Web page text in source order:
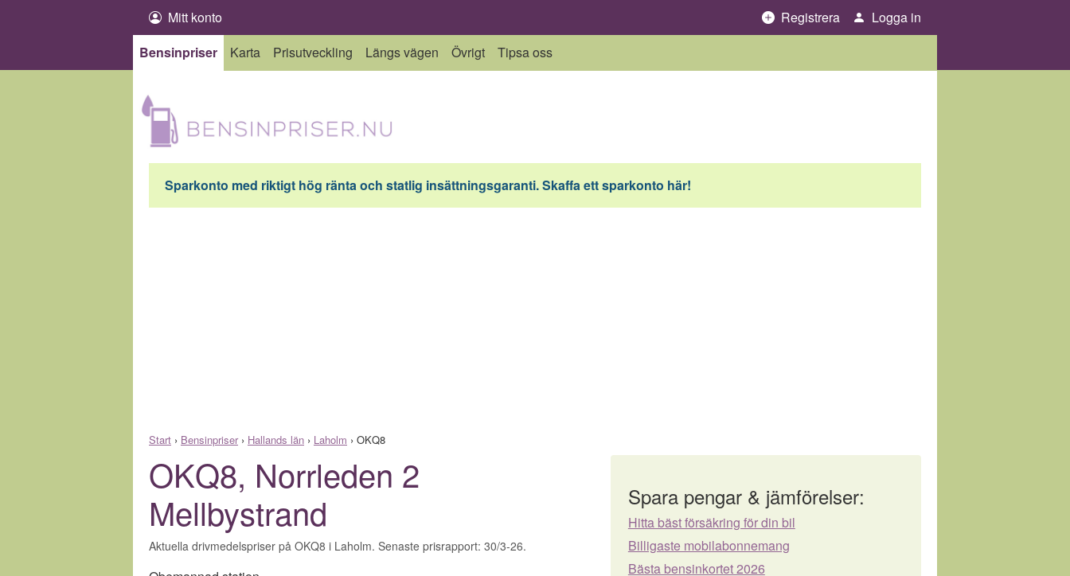
Mitt konto Registrera
Logga in
Bensinpriser
Karta Prisutveckling Längs vägen Övrigt Tipsa oss
Sparkonto med riktigt hög ränta och statlig insättningsgaranti. Skaffa ett sparkonto här!
Start › Bensinpriser› Hallands län › Laholm › OKQ8
OKQ8, Norrleden 2
Mellbystrand
Aktuella drivmedelspriser på OKQ8 i Laholm. Senaste prisrapport: 30/3-26.
Spara pengar & jämförelser:
Hitta bäst försäkring för din bil
Billigaste mobilabonnemang
Bästa bensinkortet 2026